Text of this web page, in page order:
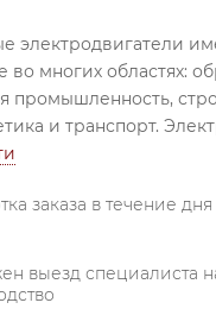
электродвигатели
во многих областях:
промышленность,
и транспорт.
использовании в
механизмах
электродвигатели
подшипниками
заказа в течение дня
выезд специалиста